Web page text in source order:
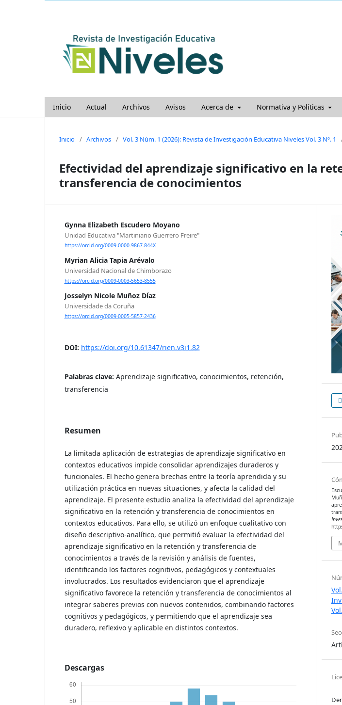
Inicio Actual Archivos Avisos Acerca de Normativa y Políticas
Inicio / Archivos / Vol. 3 Núm. 1 (2026): Revista de Investigación Educativa Niveles Vol. 3 Nº. 1
Efectividad del aprendizaje significativo en la
transferencia de conocimientos
Gynna Elizabeth Escudero Moyano
Unidad Educativa "Martiniano Guerrero Freire"
https://orcid.org/0009-0000-9867-844X
Myrian Alicia Tapia Arévalo
Universidad Nacional de Chimborazo
https://orcid.org/0009-0003-5653-8555
Josselyn Nicole Muñoz Díaz
Universidade da Coruña
https://orcid.org/0009-0005-5857-2436
DOI: https://doi.org/10.61347/rien.v3i1.82
Palabras clave: Aprendizaje significativo, conocimientos, retención,
transferencia
Resumen
La limitada aplicación de estrategias de aprendizaje significativo en
contextos educativos impide consolidar aprendizajes duraderos y
funcionales. El hecho genera brechas entre la teoría aprendida y su
utilización práctica en nuevas situaciones, y afecta la calidad del
aprendizaje. El presente estudio analiza la efectividad del aprendizaje
significativo en la retención y transferencia de conocimientos en
contextos educativos. Para ello, se utilizó un enfoque cualitativo con
diseño descriptivo-analítico, que permitió evaluar la efectividad del
aprendizaje significativo en la retención y transferencia de
conocimientos a través de la revisión y análisis de fuentes,
identificando los factores cognitivos, pedagógicos y contextuales
involucrados. Los resultados evidenciaron que el aprendizaje
significativo favorece la retención y transferencia de conocimientos al
integrar saberes previos con nuevos contenidos, combinando factores
cognitivos y pedagógicos, y permitiendo que el aprendizaje sea
duradero, reflexivo y aplicable en distintos contextos.
Descargas